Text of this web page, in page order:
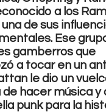
a los
de sus
Ese
gamberros que
a tocar en un
le dio un
hacer música y
punk para la